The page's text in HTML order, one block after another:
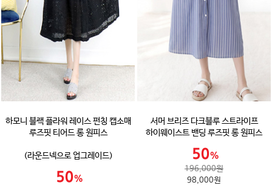
하모니 블랙 플라워 레이스 펀칭 캡소매
루즈핏 티어드 롱 원피스
(라운드넥으로 업그레이드)
서머 브리즈 다크블루 스트라이프
하이웨이스트 밴딩 루즈핏 롱 원피스
196,000원
98,000원